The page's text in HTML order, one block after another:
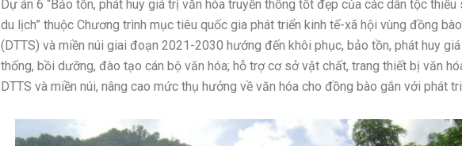
Dự án 6 “Bảo tồn, phát huy giá trị văn hóa truyền thống tốt đẹp của các dân tộc
du lịch” thuộc Chương trình mục tiêu quốc gia phát triển kinh tế-xã hội vùng đồng
(DTTS) và miền núi giai đoạn 2021-2030 hướng đến khôi phục, bảo tồn, phát huy
thống, bồi dưỡng, đào tạo cán bộ văn hóa; hỗ trợ cơ sở vật chất, trang thiết bị văn
DTTS và miền núi, nâng cao mức thụ hưởng về văn hóa cho đồng bào gắn với phát